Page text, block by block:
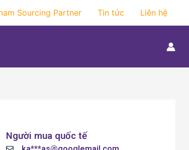
Sourcing Partner Tin tức Liên hệ
Người mua quốc tế